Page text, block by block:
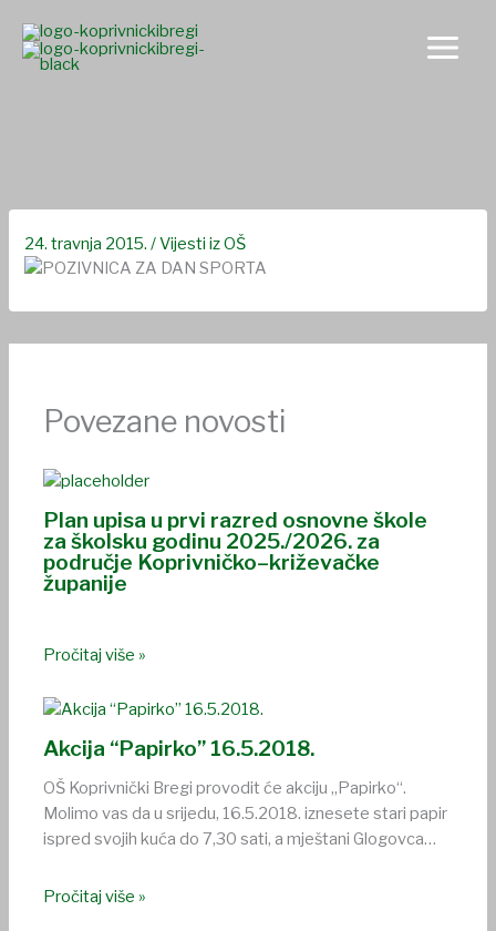
content
24. travnja 2015./Vijesti iz OŠ
Povezane novosti
Plan upisa u prvi razred osnovne škole
za školsku godinu 2025./2026. za
područje Koprivničko–križevačke
županije
Pročitaj više »
Akcija “Papirko” 16.5.2018.
OŠ Koprivnički Bregi provodit će akciju „Papirko“.
Molimo vas da u srijedu, 16.5.2018. iznesete stari papir
ispred svojih kuća do 7,30 sati, a mještani Glogovca…
Pročitaj više »